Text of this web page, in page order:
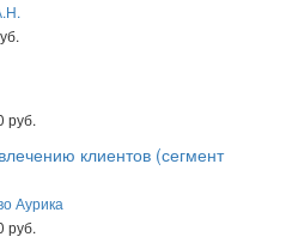
руб.
клиентов (сегмент
Аурика
руб.